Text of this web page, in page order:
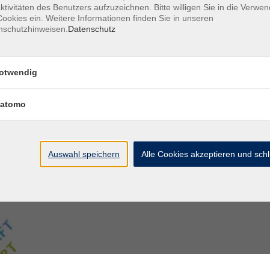
Aegidiistraße 70
48143 Münster
vhs@stadt-muenster.de
Lage im Stadtplan
des Benutzers aufzuzeichnen. Bitte willigen Sie in die
ein. Weitere Informationen finden Sie in unseren
Datenschutz
Auswahl speichern Alle Cookies akzeptieren und